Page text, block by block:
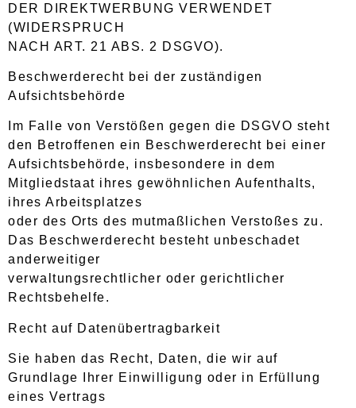
DER DIREKTWERBUNG VERWENDET
(WIDERSPRUCH
NACH ART. 21 ABS. 2 DSGVO).
Beschwerderecht bei der zuständigen
Aufsichtsbehörde
Im Falle von Verstößen gegen die DSGVO steht
den Betroffenen ein Beschwerderecht bei einer
Aufsichtsbehörde, insbesondere in dem
Mitgliedstaat ihres gewöhnlichen Aufenthalts,
ihres Arbeitsplatzes
oder des Orts des mutmaßlichen Verstoßes zu.
Das Beschwerderecht besteht unbeschadet
anderweitiger
verwaltungsrechtlicher oder gerichtlicher
Rechtsbehelfe.
Recht auf Datenübertragbarkeit
Sie haben das Recht, Daten, die wir auf
Grundlage Ihrer Einwilligung oder in Erfüllung
eines Vertrags